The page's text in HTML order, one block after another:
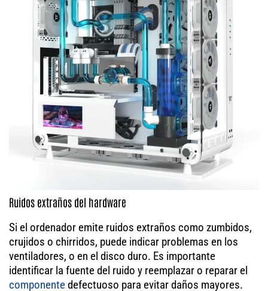
Ruidos extraños del hardware
Si el ordenador emite ruidos extraños como zumbidos,
crujidos o chirridos, puede indicar problemas en los
ventiladores, o en el disco duro. Es importante
identificar la fuente del ruido y reemplazar o reparar el
componentedefectuoso para evitar daños mayores.